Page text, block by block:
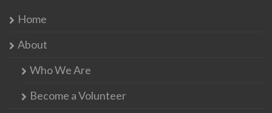
Home
About
Who We Are
Become a Volunteer